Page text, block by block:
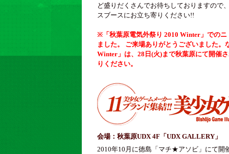
ど盛りだくさんでお待ちしておりますので
スブースにお立ち寄りください!!
※「秋葉原電気外祭り 2010 Winter」での
ました。 ご来場ありがとうございました。
Winter」は、28日(火)まで秋葉原にて開催
りください。
会場： 秋葉原UDX 4F「UDX GALLERY」
2010年10月に徳島「マチ★アソビ」にて開